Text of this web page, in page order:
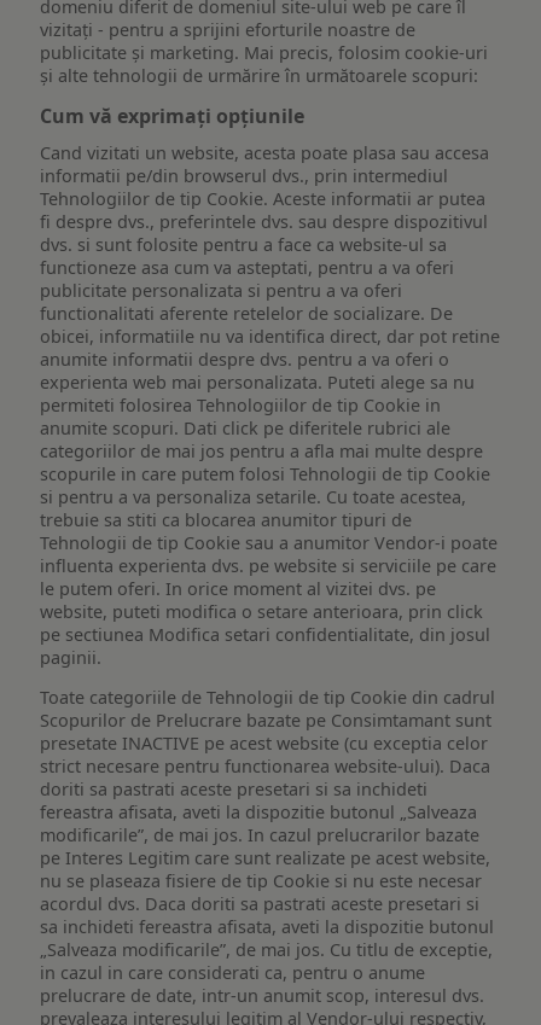
domeniu diferit de domeniul site-ului web pe care îl
vizitați - pentru a sprijini eforturile noastre de
publicitate și marketing. Mai precis, folosim cookie-uri
și alte tehnologii de urmărire în următoarele scopuri:
Cum vă exprimați opțiunile
Cand vizitati un website, acesta poate plasa sau accesa
informatii pe/din browserul dvs., prin intermediul
Tehnologiilor de tip Cookie. Aceste informatii ar putea
fi despre dvs., preferintele dvs. sau despre dispozitivul
dvs. si sunt folosite pentru a face ca website-ul sa
functioneze asa cum va asteptati, pentru a va oferi
publicitate personalizata si pentru a va oferi
functionalitati aferente retelelor de socializare. De
obicei, informatiile nu va identifica direct, dar pot retine
anumite informatii despre dvs. pentru a va oferi o
experienta web mai personalizata. Puteti alege sa nu
permiteti folosirea Tehnologiilor de tip Cookie in
anumite scopuri. Dati click pe diferitele rubrici ale
categoriilor de mai jos pentru a afla mai multe despre
scopurile in care putem folosi Tehnologii de tip Cookie
si pentru a va personaliza setarile. Cu toate acestea,
trebuie sa stiti ca blocarea anumitor tipuri de
Tehnologii de tip Cookie sau a anumitor Vendor-i poate
influenta experienta dvs. pe website si serviciile pe care
le putem oferi. In orice moment al vizitei dvs. pe
website, puteti modifica o setare anterioara, prin click
pe sectiunea Modifica setari confidentialitate, din josul
paginii.
Toate categoriile de Tehnologii de tip Cookie din cadrul
Scopurilor de Prelucrare bazate pe Consimtamant sunt
presetate INACTIVE pe acest website (cu exceptia celor
strict necesare pentru functionarea website-ului). Daca
doriti sa pastrati aceste presetari si sa inchideti
fereastra afisata, aveti la dispozitie butonul „Salveaza
modificarile”, de mai jos. In cazul prelucrarilor bazate
pe Interes Legitim care sunt realizate pe acest website,
nu se plaseaza fisiere de tip Cookie si nu este necesar
acordul dvs. Daca doriti sa pastrati aceste presetari si
sa inchideti fereastra afisata, aveti la dispozitie butonul
„Salveaza modificarile”, de mai jos. Cu titlu de exceptie,
in cazul in care considerati ca, pentru o anume
prelucrare de date, intr-un anumit scop, interesul dvs.
prevaleaza interesului legitim al Vendor-ului respectiv,